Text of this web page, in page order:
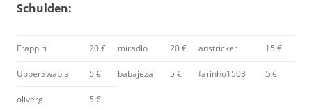
Schulden:
Frappiri 20 € miradlo 20 € anstricker 15 €
UpperSwabia 5 € babajeza 5 € farinho1503 5 €
oliverg 5 €